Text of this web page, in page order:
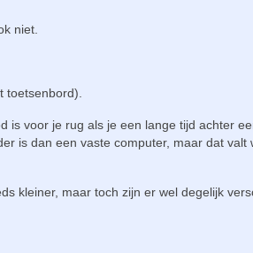
niet.
toetsenbord).
is voor je rug als je een lange tijd achter
is dan een vaste computer, maar dat valt
kleiner, maar toch zijn er wel degelijk